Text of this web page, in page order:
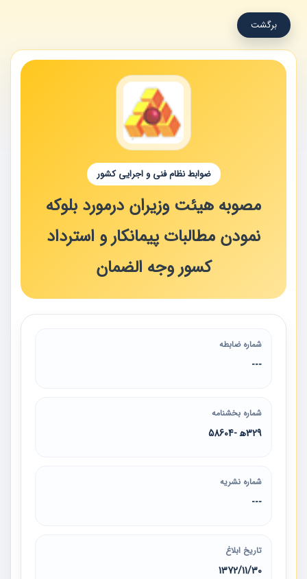
برگشت
ضوابط نظام فنی و اجرایی کشور
مصوبه هیئت وزیران درمورد بلوکه
نمودن مطالبات پیمانکار و استرداد
کسور وجه الضمان
شماره ضابطه
---
شماره بخشنامه
329ه‍ -58604
شماره نشریه
---
تاریخ ابلاغ
1372/11/30